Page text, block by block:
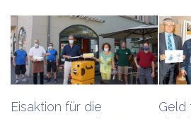
Eisaktion für die
Geld